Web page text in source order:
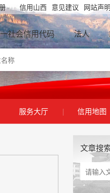
网站声明
意见建议
信用山西
社会信用代码 法人
服务大厅 | 信用地图
文章搜